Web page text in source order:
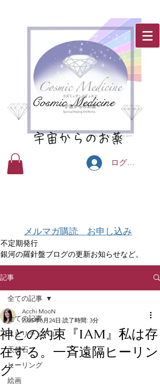
Cosmic Medicine
宇宙からのお薬
ログイン
メルマガ購読 お申し込み
不定期発行
銀河の羅針盤ブログの更新お知らせなど。
記事
全ての記事
スピリチュアル
天然石
ヒーリング
絵画
全ての記事
神との約束『IAM』私は存
在する。一斉遠隔ヒーリン
グ
Acchi MooN
2025年6月24日 読了時間: 3分